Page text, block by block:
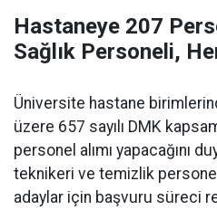
Hastaneye 207
Sağlık Personeli,
Üniversite hastane
üzere 657 sayılı DMK
personel alımı yapacağını
teknikeri ve temizlik
adaylar için başvuru süreci